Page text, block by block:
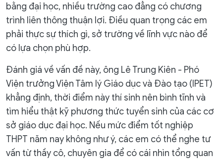
bằng đại học, nhiều trường cao đẳng có chương
trình liên thông thuận lợi. Điều quan trọng các em
phải thực sự thích gì, sở trường về lĩnh vực nào để
có lựa chọn phù hợp.
Đánh giá về vấn đề này, ông Lê Trung Kiên - Phó
Viện trưởng Viện Tâm lý Giáo dục và Đào tạo (IPET)
khẳng định, thời điểm này thí sinh nên bình tĩnh và
tìm hiểu thật kỹ phương thức tuyển sinh của các cơ
sở giáo dục đại học. Nếu mức điểm tốt nghiệp
THPT năm nay không như ý, các em có thể nghe tư
vấn từ thầy cô, chuyên gia để có cái nhìn tổng quan